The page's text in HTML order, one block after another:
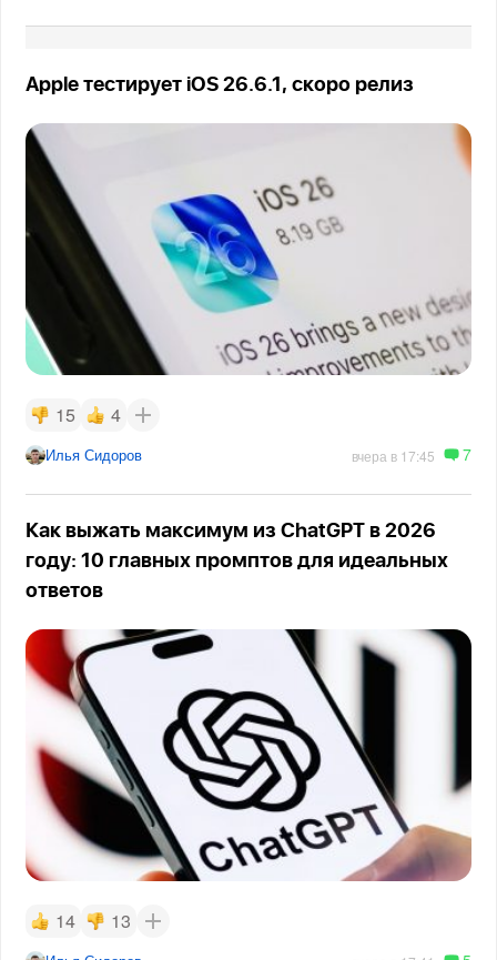
Apple тестирует iOS 26.6.1, скоро релиз
15 4
Илья Сидоров вчера в 17:45 7
Как выжать максимум из ChatGPT в 2026
году: 10 главных промптов для идеальных
ответов
14 13